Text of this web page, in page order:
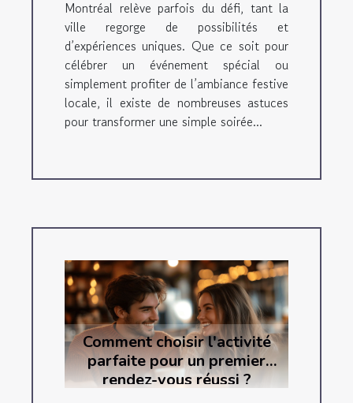
Montréal relève parfois du défi, tant la
ville regorge de possibilités et
d’expériences uniques. Que ce soit pour
célébrer un événement spécial ou
simplement profiter de l’ambiance festive
locale, il existe de nombreuses astuces
pour transformer une simple soirée...
Comment choisir l'activité
parfaite pour un premier
rendez-vous réussi ?